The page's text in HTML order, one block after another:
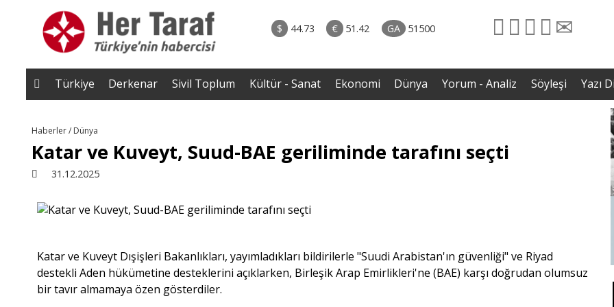
$ 44.73 € 51.42 GA 51500
• İnsan Haklarının Hakkettiği İlgi ve Hakketmediği
İlgisizlik|Zeki Savaş
• Sırbistan’dan Theodor Herzl’in babaannesi ile
dedesine devlet töreni
Türkiye Derkenar Sivil Toplum Kültür - Sanat Ekonomi Dünya Yorum - Analiz Söyleşi Yazı
Haberler / Dünya
Katar ve Kuveyt, Suud-BAE geriliminde tarafını seçti
31.12.2025
Katar ve Kuveyt Dışişleri Bakanlıkları, yayımladıkları bildirilerle "Suudi Arabistan'ın güvenliği" ve Riyad
destekli Aden hükümetine desteklerini açıklarken, Birleşik Arap Emirlikleri'ne (BAE) karşı doğrudan olumsuz
bir tavır almamaya özen gösterdiler.